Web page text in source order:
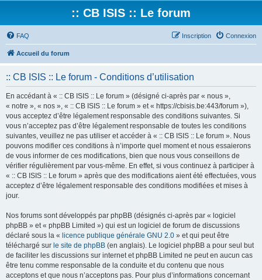
:: CB ISIS :: Le forum
FAQ Connexion
Inscription
Accueil du forum
:: CB ISIS :: Le forum - Conditions d’utilisation
En accédant à « :: CB ISIS :: Le forum » (désigné ci-après par « nous »,
« notre », « nos », « :: CB ISIS :: Le forum » et « https://cbisis.be:443/forum »),
vous acceptez d’être légalement responsable des conditions suivantes. Si
vous n’acceptez pas d’être légalement responsable de toutes les conditions
suivantes, veuillez ne pas utiliser et accéder à « :: CB ISIS :: Le forum ». Nous
pouvons modifier ces conditions à n’importe quel moment et nous essaierons
de vous informer de ces modifications, bien que nous vous conseillons de
vérifier régulièrement par vous-même. En effet, si vous continuez à participer à
« :: CB ISIS :: Le forum » après que des modifications aient été effectuées, vous
acceptez d’être légalement responsable des conditions modifiées et mises à
jour.
Nos forums sont développés par phpBB (désignés ci-après par « logiciel
phpBB » et « phpBB Limited ») qui est un logiciel de forum de discussions
déclaré sous la « licence publique générale GNU 2.0 » et qui peut être
téléchargé sur le site de phpBB (en anglais). Le logiciel phpBB a pour seul but
de faciliter les discussions sur internet et phpBB Limited ne peut en aucun cas
être tenu comme responsable de la conduite et du contenu que nous
acceptons et que nous n’acceptons pas. Pour plus d’informations concernant